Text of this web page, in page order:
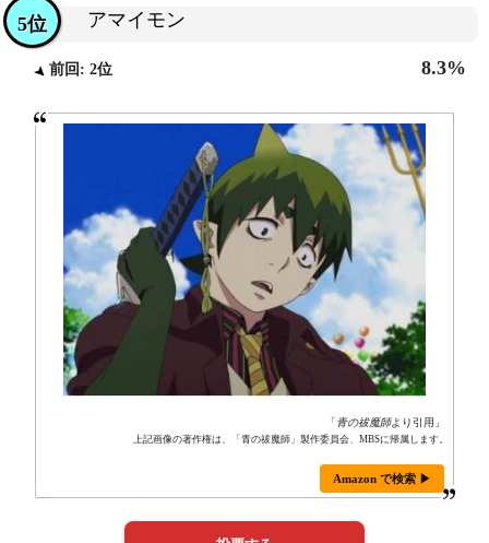
アマイモン
5位
前回: 2位 8.3%
「青の祓魔師より引用」
上記画像の著作権は、「青の祓魔師」製作委員会、MBSに帰属します。
Amazon で検索 ▶